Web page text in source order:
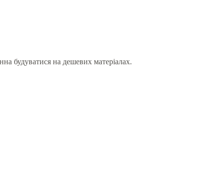
будуватися на дешевих матеріалах.